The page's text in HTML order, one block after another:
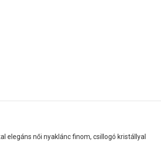
elegáns női nyaklánc finom, csillogó kristállyal